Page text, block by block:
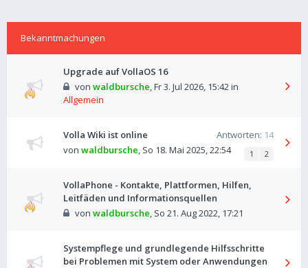
Bekanntmachungen
Upgrade auf VollaOS 16
von waldbursche,Fr 3. Jul 2026, 15:42in
Allgemein
Volla Wiki ist online Antworten: 14
von waldbursche, So 18. Mai 2025, 22:54 1 2
VollaPhone - Kontakte, Plattformen, Hilfen,
Leitfäden und Informationsquellen
von waldbursche, So 21. Aug 2022, 17:21
Systempflege und grundlegende Hilfsschritte
bei Problemen mit System oder Anwendungen